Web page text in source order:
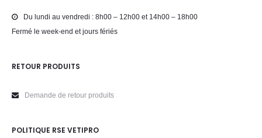
Du lundi au vendredi : 8h00 – 12h00 et 14h00 – 18h00
Fermé le week-end et jours fériés
RETOUR PRODUITS
Demande de retour produits
POLITIQUE RSE VETIPRO